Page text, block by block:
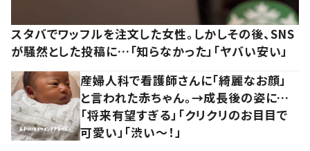
スタバでワッフルを注文した女性。しかしその後、SNS
が騒然とした投稿に…「知らなかった」「ヤバい安い」
産婦人科で看護師さんに「綺麗なお顔」
と言われた赤ちゃん。→成長後の姿に…
「将来有望すぎる」「クリクリのお目目で
可愛い」「渋い～！」